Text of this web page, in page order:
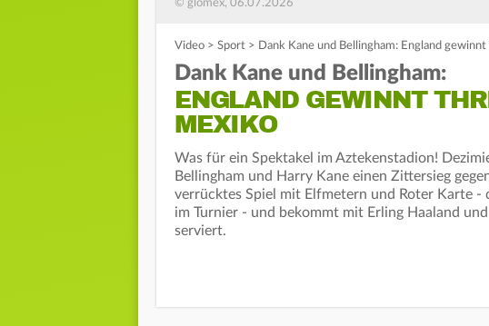
© glomex, 06.07.2026
Video > Sport > Dank Kane und Bellingham: England
Dank Kane und Bellingham:
ENGLAND GEWINNT
MEXIKO
Was für ein Spektakel im Aztekenstadion!
Bellingham und Harry Kane einen Zittersieg
verrücktes Spiel mit Elfmetern und Roter Karte -
im Turnier - und bekommt mit Erling Haaland
serviert.